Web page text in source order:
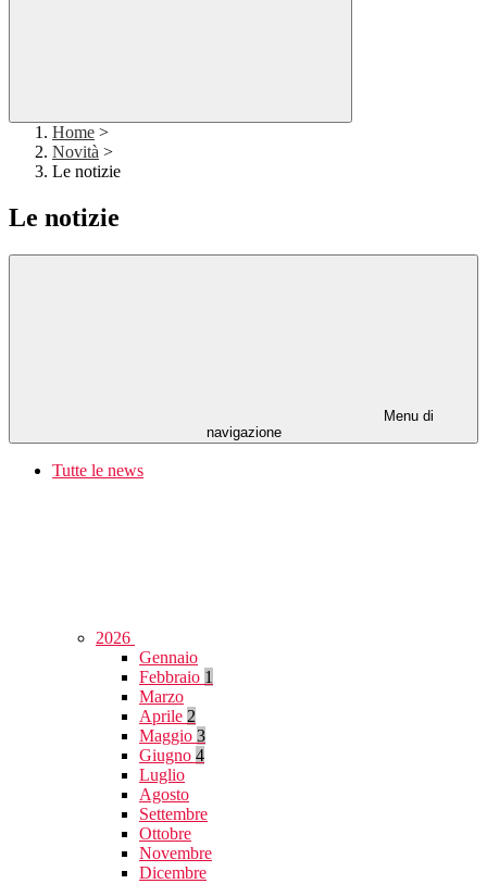
Home >
Novità >
Le notizie
Le notizie
Menu di
navigazione
Tutte le news
2026
Gennaio
Febbraio 1
Marzo
Aprile 2
Maggio 3
Giugno 4
Luglio
Agosto
Settembre
Ottobre
Novembre
Dicembre